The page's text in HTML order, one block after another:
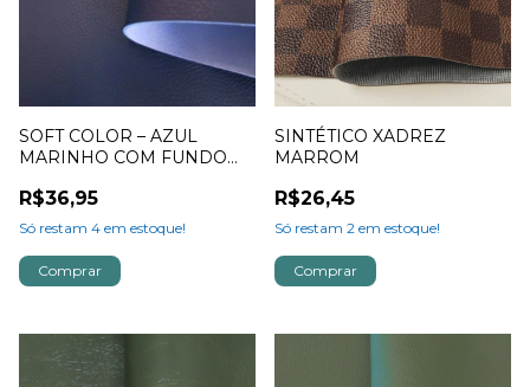
SOFT COLOR – AZUL
MARINHO COM FUNDO
R$36,95
Só restam 4 em estoque!
SINTÉTICO XADREZ
MARROM
R$26,45
Só restam 2 em estoque!